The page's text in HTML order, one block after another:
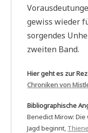
gewiss wieder
sorgendes
zweiten Band.
Hier geht es zur
Chroniken von
Bibliographische
Benedict Mirow:
Jagd beginnt,